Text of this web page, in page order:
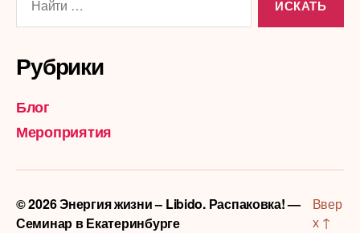
Рубрики
Блог
Мероприятия
© 2026Энергия жизни – Libido. Распаковка! —
Семинар в Екатеринбурге
Ввер
х ↑